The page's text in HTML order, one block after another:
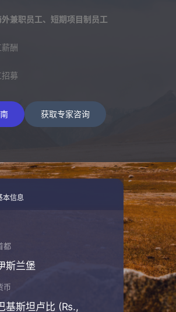
兼职员工、短期项目制员工
酬
募
获取专家咨询
本信息
都
斯兰堡
币
基斯坦卢比 (₨.,